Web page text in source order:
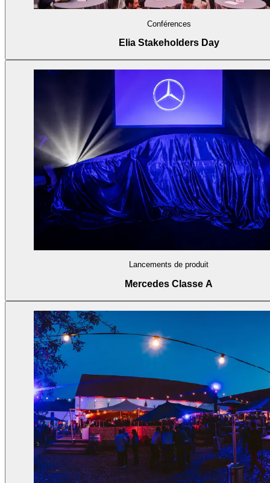
Conférences
Elia Stakeholders Day
Lancements de produit
Mercedes Classe A